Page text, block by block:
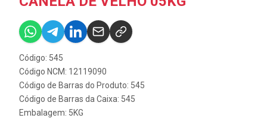
Código: 545
Código NCM: 12119090
Código de Barras do Produto: 545
Código de Barras da Caixa: 545
Embalagem: 5KG